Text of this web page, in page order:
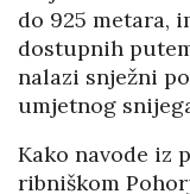
do 925 metara,
dostupnih
nalazi snježni
umjetnog
Kako navode iz
ribniškom